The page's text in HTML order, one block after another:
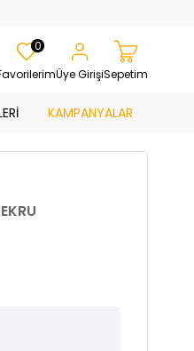
0
Üye GirişiSepetim
KAMPANYALAR